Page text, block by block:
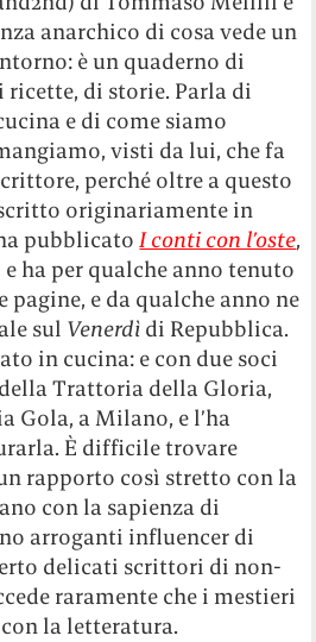
anarchico di cosa vede un
è un quaderno di
di storie. Parla di
e di come siamo
visti da lui, che fa
perché oltre a questo
originariamente in
pubblicatoI conti con l’oste,
ha per qualche anno tenuto
pagine, e da qualche anno ne
sul Venerdì di Repubblica.
in cucina: e con due soci
Trattoria della Gloria,
Gola, a Milano, e l’ha
È difficile trovare
rapporto così stretto con la
con la sapienza di
arroganti influencer di
delicati scrittori di non-
raramente che i mestieri
la letteratura.